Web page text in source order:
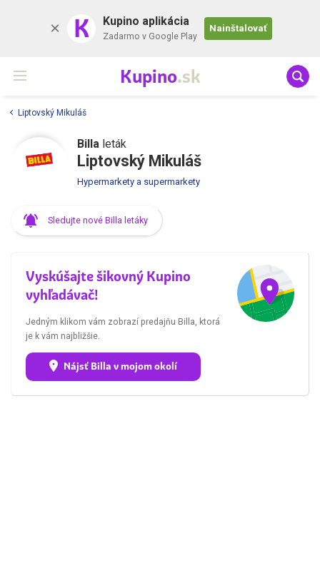
K Kupino aplikácia
Zadarmo v Google Play
Nainštalovať
Kupino.sk
Liptovský Mikuláš
Billa leták
Liptovský Mikuláš
Hypermarkety a supermarkety
Sledujte nové Billa letáky
Vyskúšajte šikovný Kupino
vyhľadávač!
Jedným klikom vám zobrazí predajňu Billa, ktorá
je k vám najbližšie.
Nájsť Billa v mojom okolí